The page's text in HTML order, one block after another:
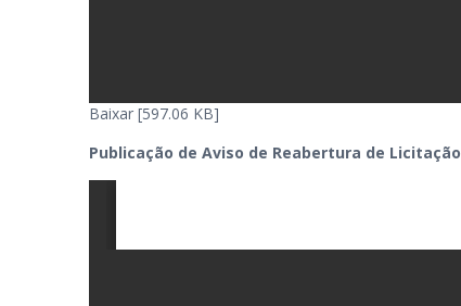
Baixar [597.06 KB]
Publicação de Aviso de Reabertura de Licitação